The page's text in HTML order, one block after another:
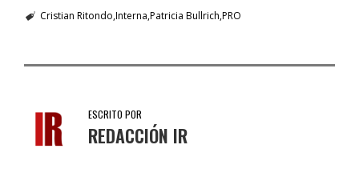
Cristian Ritondo Interna Patricia Bullrich PRO
ESCRITO POR
REDACCIÓN IR